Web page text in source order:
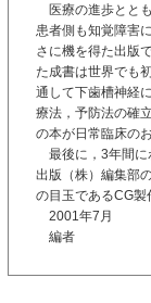
医療の進歩とと
患者側も知覚障害
さに機を得た出版
た成書は世界でも
通して下歯槽神経
療法，予防法の確
の本が日常臨床の
最後に，3年間に
出版（株）編集部
の目玉であるCG製
2001年7月
編者